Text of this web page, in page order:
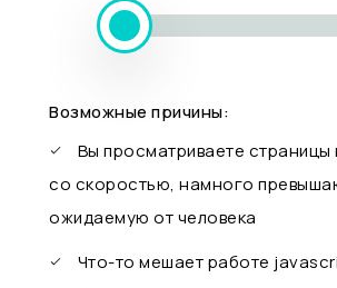
Возможные причины:
Вы просматриваете страницы
со скоростью, намного
ожидаемую от человека
Что-то мешает работе